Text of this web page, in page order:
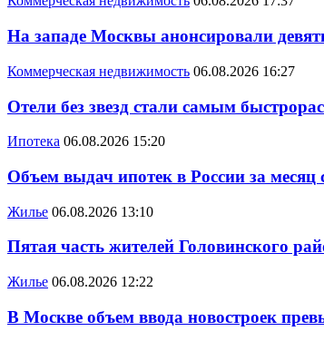
На западе Москвы анонсировали
Коммерческая недвижимость 06.08.2026 16:27
Отели без звезд стали самым
Ипотека 06.08.2026 15:20
Объем выдач ипотек в России за месяц
Жилье 06.08.2026 13:10
Пятая часть жителей Головинского
Жилье 06.08.2026 12:22
В Москве объем ввода новостроек